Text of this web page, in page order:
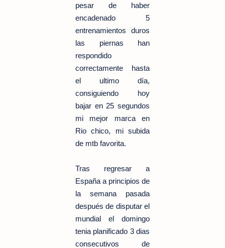
pesar de haber
encadenado 5
entrenamientos duros
las piernas han
respondido
correctamente hasta
el ultimo día,
consiguiendo hoy
bajar en 25 segundos
mi mejor marca en
Rio chico, mi subida
de mtb favorita.
Tras regresar a
España a principios de
la semana pasada
después de disputar el
mundial el domingo
tenia planificado 3 dias
consecutivos de